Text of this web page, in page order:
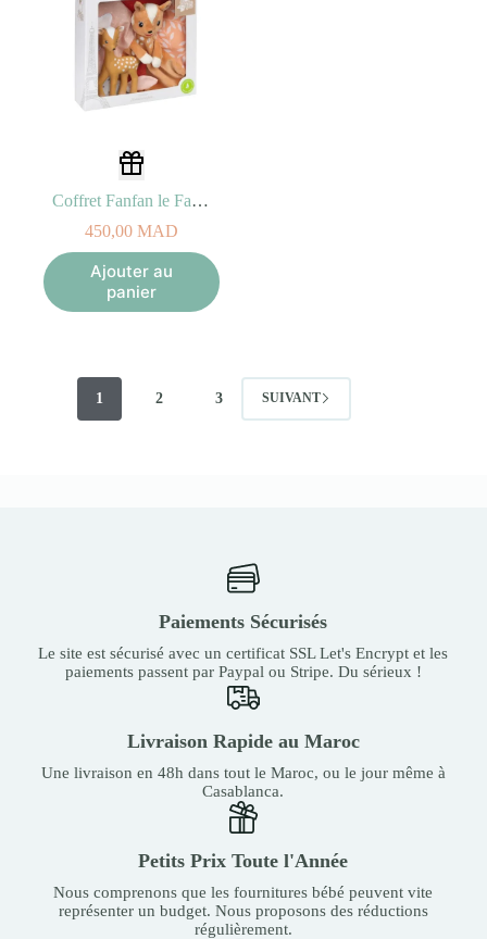
Coffret Fanfan le Faon et son Doudou
450,00 MAD
Ajouter au
panier
1 2 3 SUIVANT
Paiements Sécurisés
Le site est sécurisé avec un certificat SSL Let's Encrypt et les
paiements passent par Paypal ou Stripe. Du sérieux !
Livraison Rapide au Maroc
Une livraison en 48h dans tout le Maroc, ou le jour même à
Casablanca.
Petits Prix Toute l'Année
Nous comprenons que les fournitures bébé peuvent vite
représenter un budget. Nous proposons des réductions
régulièrement.